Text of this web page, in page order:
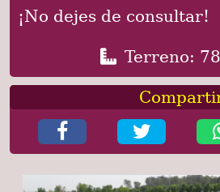
¡No dejes de consultar!
Terreno: